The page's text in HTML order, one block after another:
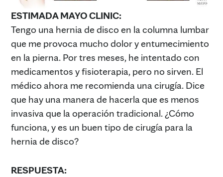
ESTIMADA MAYO CLINIC:
Tengo una hernia de disco en la columna lumbar
que me provoca mucho dolor y entumecimiento
en la pierna. Por tres meses, he intentado con
medicamentos y fisioterapia, pero no sirven. El
médico ahora me recomienda una cirugía. Dice
que hay una manera de hacerla que es menos
invasiva que la operación tradicional. ¿Cómo
funciona, y es un buen tipo de cirugía para la
hernia de disco?
RESPUESTA: